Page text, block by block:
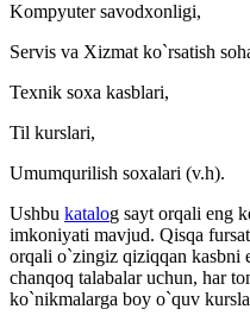
Kompyuter savodxonligi,
Servis va Xizmat ko`rsatish
Texnik soxa kasblari,
Til kurslari,
Umumqurilish soxalari (v.h).
Ushbu katalog sayt orqali eng
imkoniyati mavjud. Qisqa
orqali o`zingiz qiziqqan kasbni
chanqoq talabalar uchun, har
ko`nikmalarga boy o`quv